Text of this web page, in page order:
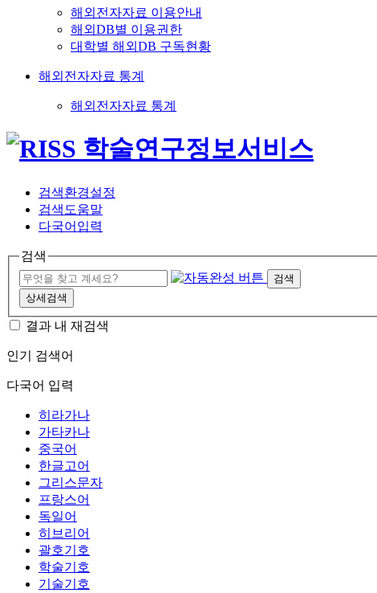
해외전자자료 이용안내
해외DB별 이용권한
대학별 해외DB 구독현황
해외전자자료 통계
해외전자자료 통계
검색환경설정
검색도움말
다국어입력
검색
검색
상세검색
결과 내 재검색
인기 검색어
다국어 입력
히라가나
가타카나
중국어
한글고어
그리스문자
프랑스어
독일어
히브리어
괄호기호
학술기호
기술기호